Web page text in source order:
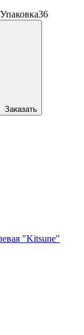
Упаковка36
Заказать
"Kitsune"